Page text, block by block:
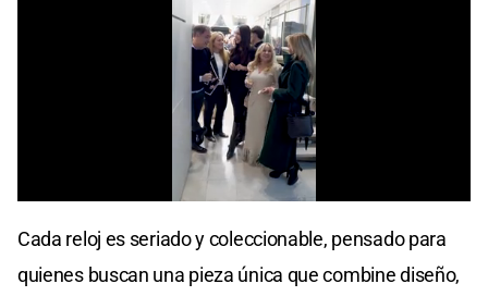
Cada reloj es seriado y coleccionable, pensado para
quienes buscan una pieza única que combine diseño,